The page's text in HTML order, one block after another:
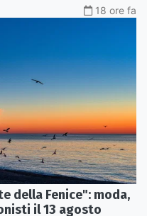
18 ore fa
della Fenice": moda,
il 13 agosto